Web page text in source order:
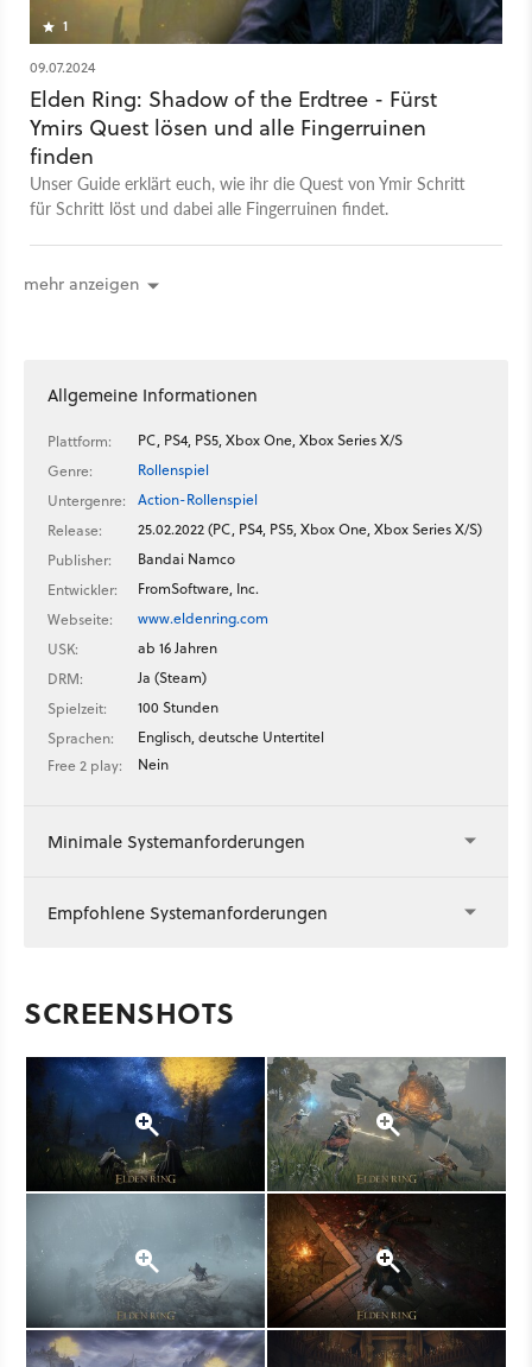
1
09.07.2024
Elden Ring: Shadow of the Erdtree - Fürst
Ymirs Quest lösen und alle Fingerruinen
finden
Unser Guide erklärt euch, wie ihr die Quest von Ymir Schritt
für Schritt löst und dabei alle Fingerruinen findet.
mehr anzeigen
Allgemeine Informationen
Plattform:
PC, PS4, PS5, Xbox One, Xbox Series X/S
Genre:
Rollenspiel
Untergenre:
Action-Rollenspiel
Release:
25.02.2022 (PC, PS4, PS5, Xbox One, Xbox Series X/S)
Publisher:
Bandai Namco
Entwickler:
FromSoftware, Inc.
Webseite:
www.eldenring.com
USK:
ab 16 Jahren
DRM:
Ja (Steam)
Spielzeit:
100 Stunden
Sprachen:
Englisch, deutsche Untertitel
Free 2 play:
Nein
Minimale Systemanforderungen
Empfohlene Systemanforderungen
SCREENSHOTS